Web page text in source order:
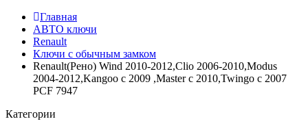
Главная
АВТО ключи
Renault
Ключи с обычным замком
Renault(Рено) Wind 2010-2012,Clio 2006-2010,Modus
2004-2012,Kangoo c 2009 ,Master c 2010,Twingo c 2007
PCF 7947
Категории